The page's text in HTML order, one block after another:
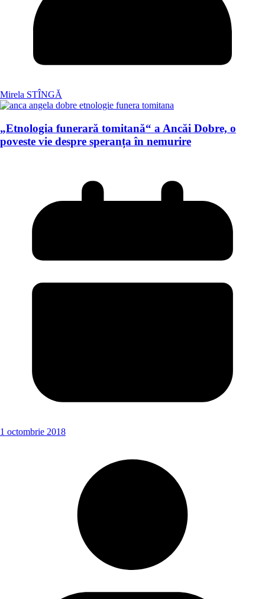
Mirela STÎNGĂ
„Etnologia funerară tomitană“ a Ancăi Dobre, o
poveste vie despre speranța în nemurire
1 octombrie 2018